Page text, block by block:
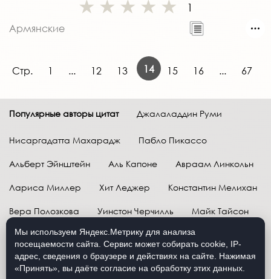
1
Армянские
Стр. 1 ... 12 13 14 15 16 ... 67
Популярные авторы цитат Джалаладдин Руми
Нисаргадатта Махарадж Пабло Пикассо
Альберт Эйнштейн Аль Капоне Авраам Линкольн
Лариса Миллер Хит Леджер Константин Мелихан
Вера Полозкова Уинстон Черчилль Майк Тайсон
Марк Твен Расул Гамзатов Грег Плитт
Далай-лама XIV Уоррен Баффетт
Мы используем Яндекс.Метрику для анализа
посещаемости сайта. Сервис может собирать cookie, IP-
адрес, сведения о браузере и действиях на сайте. Нажимая
«Принять», вы даёте согласие на обработку этих данных.